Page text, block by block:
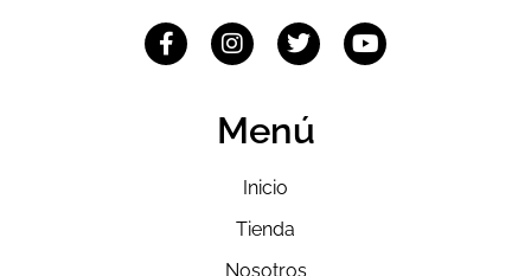
Menú
Inicio
Tienda
Nosotros